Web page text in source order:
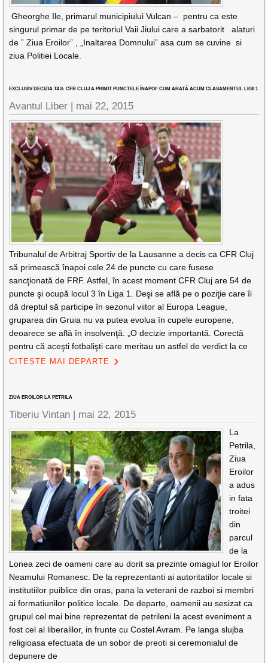
Gheorghe Ile, primarul municipiului Vulcan – pentru ca este
singurul primar de pe teritoriul Vaii Jiului care a sarbatorit alaturi
de ” Ziua Eroilor” , „Inaltarea Domnului” asa cum se cuvine si
ziua Politiei Locale.
EXCLUSIV DECIZIA TAS: CFR CLUJ A PRIMIT PUNCTELE ÎNAPOI! CUM ARATĂ ACUM CLASAMENTUL LIGII 1
Avantul Liber | mai 22, 2015
Tribunalul de Arbitraj Sportiv de la Lausanne a decis ca CFR Cluj
să primească înapoi cele 24 de puncte cu care fusese
sancţionată de FRF. Astfel, în acest moment CFR Cluj are 54 de
puncte şi ocupă locul 3 în Liga 1. Deşi se află pe o poziţie care îi
dă dreptul să participe în sezonul viitor al Europa League,
gruparea din Gruia nu va putea evolua în cupele europene,
deoarece se află în insolvenţă. „O decizie importantă. Corectă
pentru că aceşti fotbalişti care meritau un astfel de verdict la ce
CITEȘTE MAI DEPARTE
ZIUA EROILOR LA PETRILA
Tiberiu Vintan | mai 22, 2015
La
Petrila,
Ziua
Eroilor
a adus
in fata
troitei
din
parcul
de la
Lonea zeci de oameni care au dorit sa prezinte omagiul lor Eroilor
Neamului Romanesc. De la reprezentanti ai autoritatilor locale si
institutiilor puiblice din oras, pana la veterani de razboi si membri
ai formatiunilor politice locale. De departe, oamenii au sesizat ca
grupul cel mai bine reprezentat de petrileni la acest eveniment a
fost cel al liberalilor, in frunte cu Costel Avram. Pe langa slujba
religioasa efectuata de un sobor de preoti si ceremonialul de
depunere de